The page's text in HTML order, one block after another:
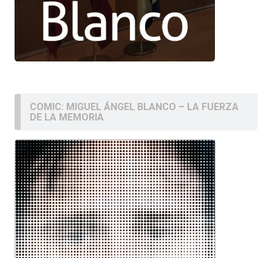
COMIC: MIGUEL ÁNGEL BLANCO – LA FUERZA
DE LA MEMORIA